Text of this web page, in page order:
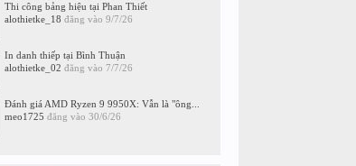
Thi công bảng hiệu tại Phan Thiết
alothietke_18 đăng vào 9/7/26
In danh thiếp tại Bình Thuận
alothietke_02 đăng vào 7/7/26
Đánh giá AMD Ryzen 9 9950X: Vẫn là "ông...
meo1725 đăng vào 30/6/26